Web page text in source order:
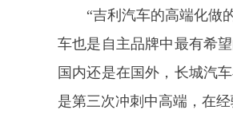
“吉利汽车的高端化做
车也是自主品牌中最有希
国内还是在国外，长城汽
是第三次冲刺中高端，在